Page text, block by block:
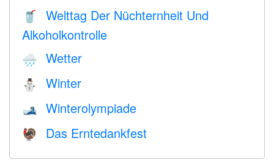
🥤
Welttag Der Nüchternheit Und
Alkoholkontrolle
🌧 Wetter
⛄ Winter
🎿 Winterolympiade
🦃 Das Erntedankfest